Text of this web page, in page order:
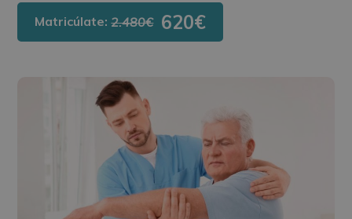
Matricúlate:2.480€ 620€